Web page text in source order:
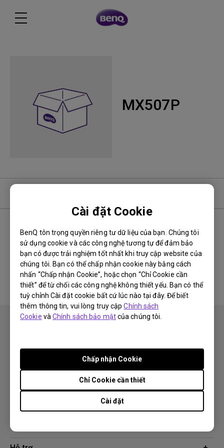
Cài đặt Cookie
BenQ tôn trọng quyền riêng tư dữ liệu của bạn. Chúng tôi
sử dụng cookie và các công nghệ tương tự để đảm bảo
bạn có được trải nghiệm tốt nhất khi truy cập website của
chúng tôi. Bạn có thể chấp nhận cookie này bằng cách
nhấn “Chấp nhận Cookie”, hoặc chọn “Chỉ Cookie cần
thiết” để từ chối các công nghệ không thiết yếu. Bạn có thể
tuỳ chỉnh Cài đặt cookie bất cứ lúc nào tại đây. Để biết
thêm thông tin, vui lòng truy cậpChính sách
Cookie vàChính sách bảo mậtcủa chúng tôi.
Cài đặt
Chỉ Cookie cần thiết
Chấp nhận Cookie
MX507P
Không có phần mềm &amp; phần
mềm điều khiển liên quan
Giải pháp công nghệ
Chuyên gia BenQ AQCOLOR